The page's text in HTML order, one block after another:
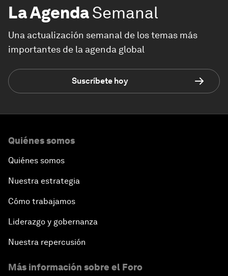
La AgendaSemanal
Una actualización semanal de los temas más
importantes de la agenda global
Suscríbete hoy
Quiénes somos
Quiénes somos
Nuestra estrategia
Cómo trabajamos
Liderazgo y gobernanza
Nuestra repercusión
Más información sobre el Foro